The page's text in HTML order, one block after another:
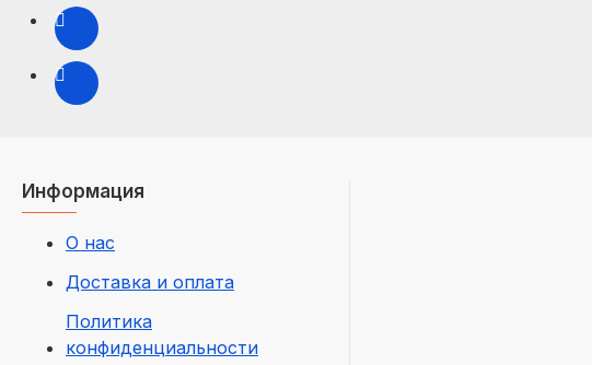
Информация
О нас
Доставка и оплата
Политика
конфиденциальности